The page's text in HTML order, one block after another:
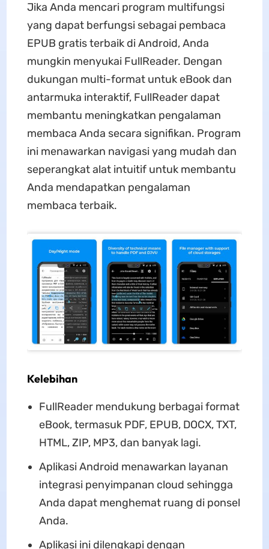
Jika Anda mencari program multifungsi
yang dapat berfungsi sebagai pembaca
EPUB gratis terbaik di Android, Anda
mungkin menyukai FullReader. Dengan
dukungan multi-format untuk eBook dan
antarmuka interaktif, FullReader dapat
membantu meningkatkan pengalaman
membaca Anda secara signifikan. Program
ini menawarkan navigasi yang mudah dan
seperangkat alat intuitif untuk membantu
Anda mendapatkan pengalaman
membaca terbaik.
Kelebihan
FullReader mendukung berbagai format
eBook, termasuk PDF, EPUB, DOCX, TXT,
HTML, ZIP, MP3, dan banyak lagi.
Aplikasi Android menawarkan layanan
integrasi penyimpanan cloud sehingga
Anda dapat menghemat ruang di ponsel
Anda.
Aplikasi ini dilengkapi dengan